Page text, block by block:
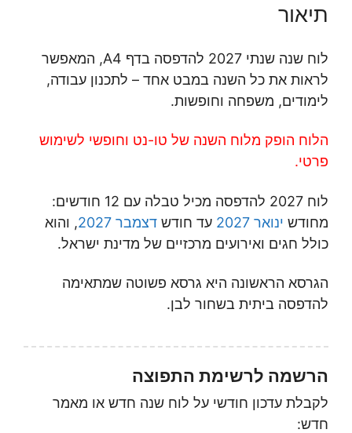
תיאור
לוח שנה שנתי 2027 להדפסה בדף A4, המאפשר
לראות את כל השנה במבט אחד – לתכנון עבודה,
לימודים, משפחה וחופשות.
הלוח הופק מלוח השנה של טו-נט וחופשי לשימוש
פרטי.
לוח 2027 להדפסה מכיל טבלה עם 12 חודשים:
מחודש ינואר 2027 עד חודש דצמבר 2027
, והוא
כולל חגים ואירועים מרכזיים של מדינת ישראל.
הגרסא הראשונה היא גרסא פשוטה שמתאימה
להדפסה ביתית בשחור לבן.
הרשמה לרשימת התפוצה
לקבלת עדכון חודשי על לוח שנה חדש או מאמר
חדש: